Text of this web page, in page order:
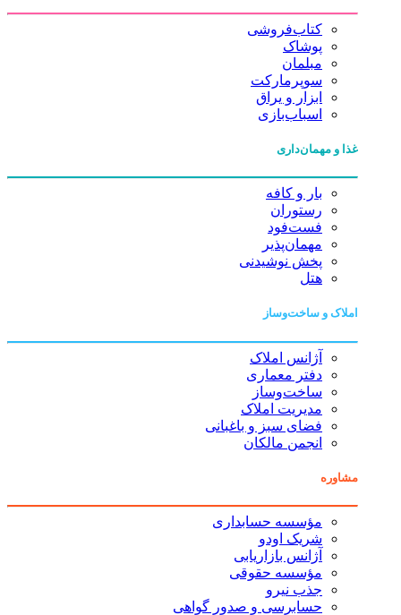
کتاب‌فروشی
پوشاک
مبلمان
سوپرمارکت
ابزار و یراق
اسباب‌بازی
غذا و مهمان‌داری
بار و کافه
رستوران
فست‌فود
مهمان‌پذیر
پخش نوشیدنی
هتل
املاک و ساخت‌وساز
آژانس املاک
دفتر معماری
ساخت‌وساز
مدیریت املاک
فضای سبز و باغبانی
انجمن مالکان
مشاوره
مؤسسه حسابداری
شریک اودو
آژانس بازاریابی
مؤسسه حقوقی
جذب نیرو
حسابرسی و صدور گواهی